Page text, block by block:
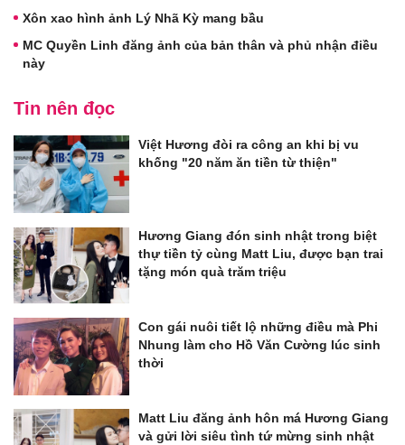
Xôn xao hình ảnh Lý Nhã Kỳ mang bầu
MC Quyền Linh đăng ảnh của bản thân và phủ nhận điều
này
Tin nên đọc
Việt Hương đòi ra công an khi bị vu
khống "20 năm ăn tiền từ thiện"
Hương Giang đón sinh nhật trong biệt
thự tiền tỷ cùng Matt Liu, được bạn trai
tặng món quà trăm triệu
Con gái nuôi tiết lộ những điều mà Phi
Nhung làm cho Hồ Văn Cường lúc sinh
thời
Matt Liu đăng ảnh hôn má Hương Giang
và gửi lời siêu tình tứ mừng sinh nhật